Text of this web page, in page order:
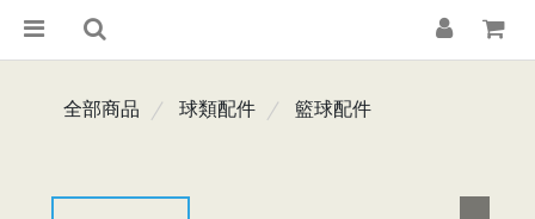
全部商品 球類配件 籃球配件